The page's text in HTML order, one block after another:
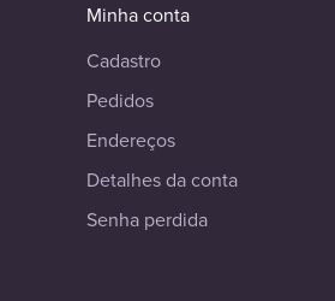
Minha conta
Cadastro
Pedidos
Endereços
Detalhes da conta
Senha perdida